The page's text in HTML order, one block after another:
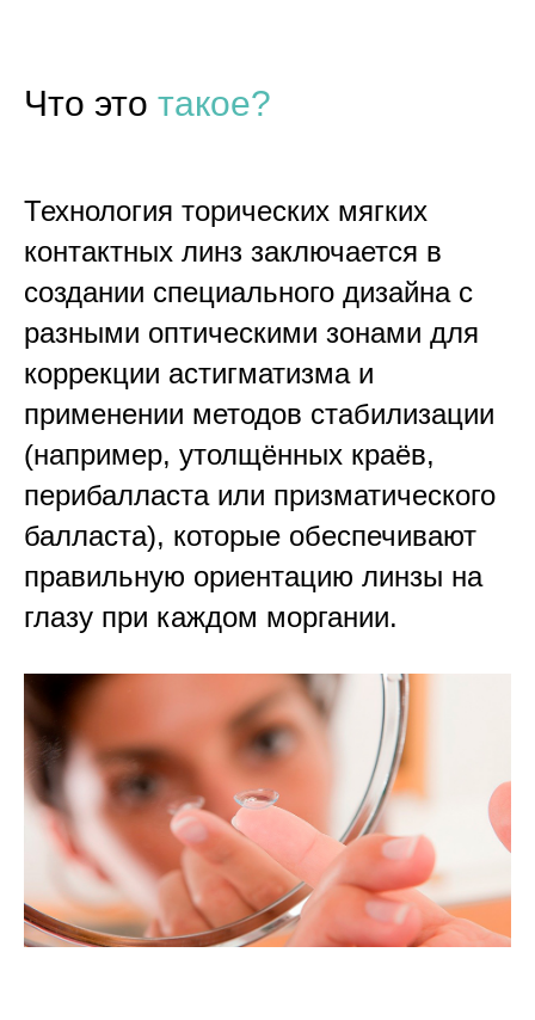
Что это такое?
Технология торических мягких
контактных линз заключается в
создании специального дизайна с
разными оптическими зонами для
коррекции астигматизма и
применении методов стабилизации
(например, утолщённых краёв,
перибалласта или призматического
балласта), которые обеспечивают
правильную ориентацию линзы на
глазу при каждом моргании.